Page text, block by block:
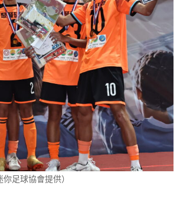
足球協會提供）